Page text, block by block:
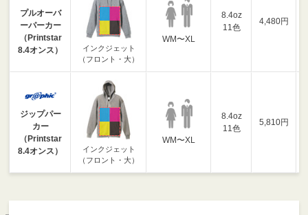
プルオーバ
ーパーカー
（Printstar
8.4オンス）
インクジェット
（フロント・大）
WM〜XL
8.4oz
11色
4,480円
ジップパー
カー
（Printstar
8.4オンス）
インクジェット
（フロント・大）
WM〜XL
8.4oz
11色
5,810円